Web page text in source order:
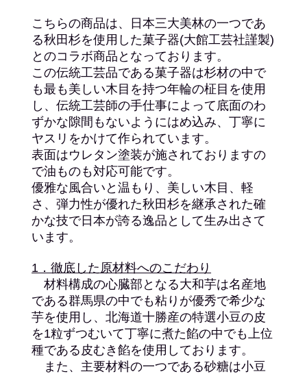
こちらの商品は、日本三大美林の一つであ
る秋田杉を使用した菓子器(大館工芸社謹製)
とのコラボ商品となっております。
この伝統工芸品である菓子器は杉材の中で
も最も美しい木目を持つ年輪の柾目を使用
し、伝統工芸師の手仕事によって底面のわ
ずかな隙間もないようにはめ込み、丁寧に
ヤスリをかけて作られています。
表面はウレタン塗装が施されておりますの
で油ものも対応可能です。
優雅な風合いと温もり、美しい木目、軽
さ、弾力性が優れた秋田杉を継承された確
かな技で日本が誇る逸品として生み出さて
います。
1．徹底した原材料へのこだわり
材料構成の心臓部となる大和芋は名産地
である群馬県の中でも粘りが優秀で希少な
芋を使用し、北海道十勝産の特選小豆の皮
を1粒ずつむいて丁寧に煮た餡の中でも上位
種である皮むき餡を使用しております。
また、主要材料の一つである砂糖は小豆